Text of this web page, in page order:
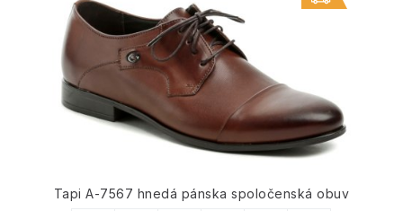
Tapi A-7567 hnedá pánska spoločenská obuv